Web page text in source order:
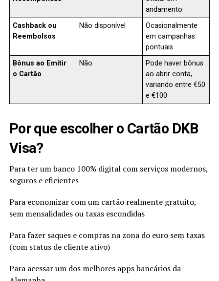
andamento
Cashback ou
Reembolsos
Não disponível
Ocasionalmente
em campanhas
pontuais
Bônus ao Emitir
o Cartão
Não
Pode haver bônus
ao abrir conta,
variando entre €50
e €100
Por que escolher o Cartão DKB
Visa?
Para ter um banco 100% digital com serviços modernos,
seguros e eficientes
Para economizar com um cartão realmente gratuito,
sem mensalidades ou taxas escondidas
Para fazer saques e compras na zona do euro sem taxas
(com status de cliente ativo)
Para acessar um dos melhores apps bancários da